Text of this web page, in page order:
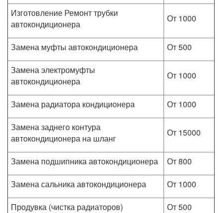
Изготовление Ремонт трубки
автокондиционера
От 1000
Замена муфты автокондиционера
От 500
Замена электромуфты
автокондиционера
От 1000
Замена радиатора кондиционера
От 1000
Замена заднего контура
автокондиционера на шланг
От 15000
Замена подшипника автокондиционера
От 800
Замена сальника автокондиционера
От 1000
Продувка (чистка радиаторов)
От 500